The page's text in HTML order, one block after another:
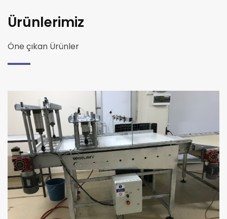
Ürünlerimiz
Öne çıkan Ürünler